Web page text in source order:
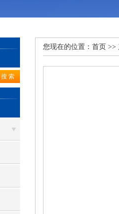
您现在的位置： 首页 >>